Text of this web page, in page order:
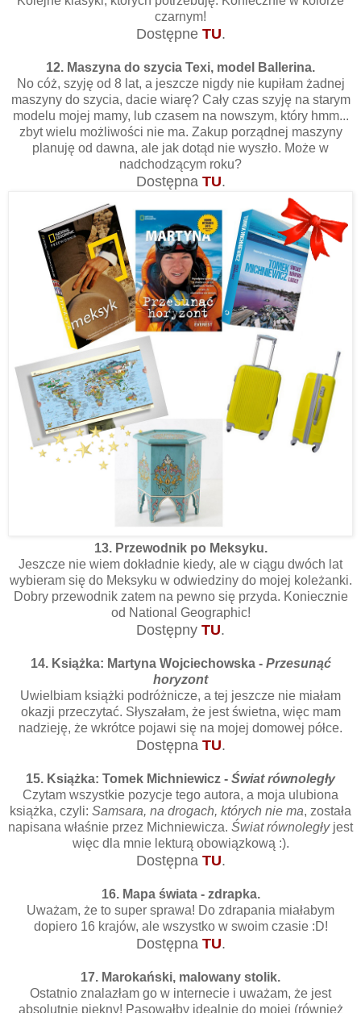
czarnym!
Dostępne TU.
12. Maszyna do szycia Texi, model Ballerina.
No cóż, szyję od 8 lat, a jeszcze nigdy nie kupiłam żadnej
maszyny do szycia, dacie wiarę? Cały czas szyję na starym
modelu mojej mamy, lub czasem na nowszym, który hmm...
zbyt wielu możliwości nie ma. Zakup porządnej maszyny
planuję od dawna, ale jak dotąd nie wyszło. Może w
nadchodzącym roku?
Dostępna TU.
13. Przewodnik po Meksyku.
Jeszcze nie wiem dokładnie kiedy, ale w ciągu dwóch lat
wybieram się do Meksyku w odwiedziny do mojej koleżanki.
Dobry przewodnik zatem na pewno się przyda. Koniecznie
od National Geographic!
Dostępny TU.
14. Książka: Martyna Wojciechowska - Przesunąć
horyzont
Uwielbiam książki podróżnicze, a tej jeszcze nie miałam
okazji przeczytać. Słyszałam, że jest świetna, więc mam
nadzieję, że wkrótce pojawi się na mojej domowej półce.
Dostępna TU.
15. Książka: Tomek Michniewicz - Świat równoległy
Czytam wszystkie pozycje tego autora, a moja ulubiona
książka, czyli: Samsara, na drogach, których nie ma, została
napisana właśnie przez Michniewicza. Świat równoległyjest
więc dla mnie lekturą obowiązkową :).
Dostępna TU.
16. Mapa świata - zdrapka.
Uważam, że to super sprawa! Do zdrapania miałabym
dopiero 16 krajów, ale wszystko w swoim czasie :D!
Dostępna TU.
17. Marokański, malowany stolik.
Ostatnio znalazłam go w internecie i uważam, że jest
absolutnie piękny! Pasowałby idealnie do mojej (również